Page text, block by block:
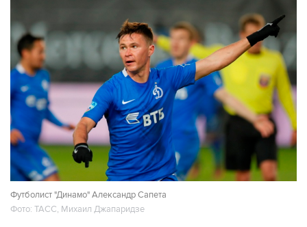
Футболист "Динамо" Александр Сапета
Фото: ТАСС, Михаил Джапаридзе